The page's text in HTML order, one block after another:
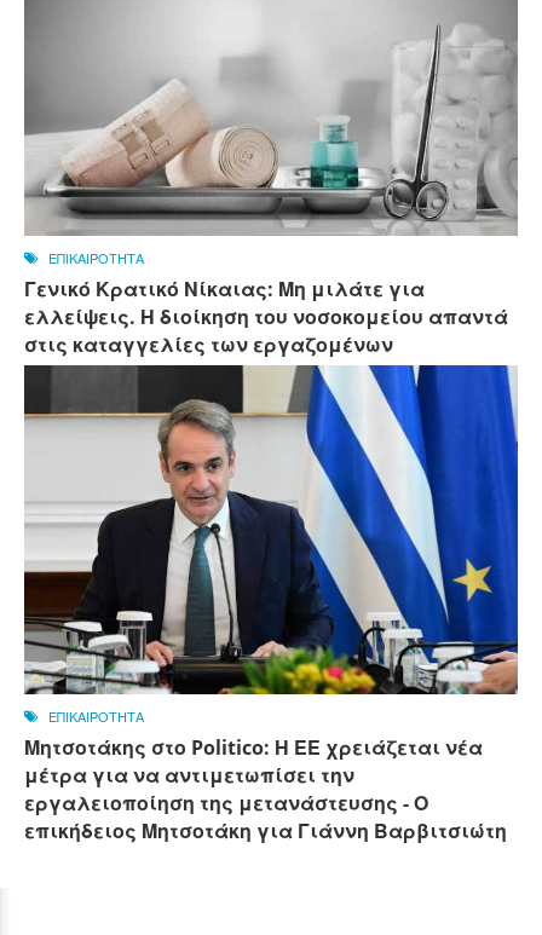
ΕΠΙΚΑΙΡΟΤΗΤΑ
Γενικό Κρατικό Νίκαιας: Μη μιλάτε για
ελλείψεις. Η διοίκηση του νοσοκομείου απαντά
στις καταγγελίες των εργαζομένων
ΕΠΙΚΑΙΡΟΤΗΤΑ
Μητσοτάκης στο Politico: Η ΕΕ χρειάζεται νέα
μέτρα για να αντιμετωπίσει την
εργαλειοποίηση της μετανάστευσης - Ο
επικήδειος Μητσοτάκη για Γιάννη Βαρβιτσιώτη